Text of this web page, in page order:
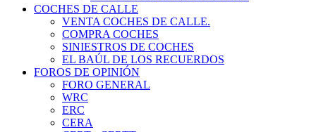
COCHES DE CALLE
VENTA COCHES DE CALLE.
COMPRA COCHES
SINIESTROS DE COCHES
EL BAÚL DE LOS RECUERDOS
FOROS DE OPINIÓN
FORO GENERAL
WRC
ERC
CERA